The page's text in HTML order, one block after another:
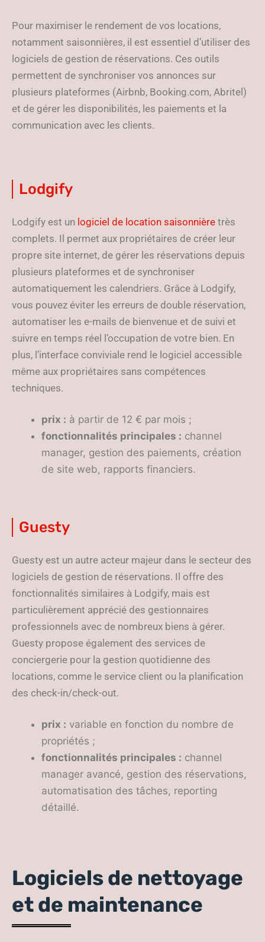
Pour maximiser le rendement de vos locations,
notamment saisonnières, il est essentiel d’utiliser des
logiciels de gestion de réservations. Ces outils
permettent de synchroniser vos annonces sur
plusieurs plateformes (Airbnb, Booking.com, Abritel)
et de gérer les disponibilités, les paiements et la
communication avec les clients.
Lodgify
Lodgify est un logiciel de location saisonnière très
complets. Il permet aux propriétaires de créer leur
propre site internet, de gérer les réservations depuis
plusieurs plateformes et de synchroniser
automatiquement les calendriers. Grâce à Lodgify,
vous pouvez éviter les erreurs de double réservation,
automatiser les e-mails de bienvenue et de suivi et
suivre en temps réel l’occupation de votre bien. En
plus, l’interface conviviale rend le logiciel accessible
même aux propriétaires sans compétences
techniques.
prix : à partir de 12 € par mois ;
fonctionnalités principales : channel
manager, gestion des paiements, création
de site web, rapports financiers.
Guesty
Guesty est un autre acteur majeur dans le secteur des
logiciels de gestion de réservations. Il offre des
fonctionnalités similaires à Lodgify, mais est
particulièrement apprécié des gestionnaires
professionnels avec de nombreux biens à gérer.
Guesty propose également des services de
conciergerie pour la gestion quotidienne des
locations, comme le service client ou la planification
des check-in/check-out.
prix : variable en fonction du nombre de
propriétés ;
fonctionnalités principales : channel
manager avancé, gestion des réservations,
automatisation des tâches, reporting
détaillé.
Logiciels de nettoyage
et de maintenance